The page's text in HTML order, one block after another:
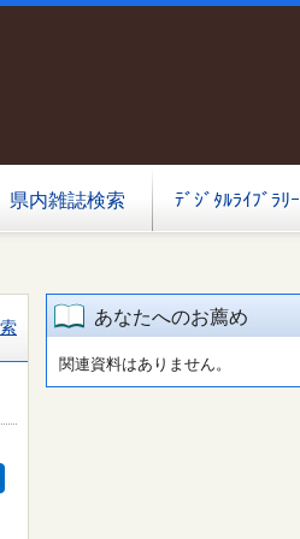
県内雑誌検索 ﾃﾞｼﾞﾀﾙﾗｲﾌﾞﾗﾘｰ
あなたへのお薦め
関連資料はありません。